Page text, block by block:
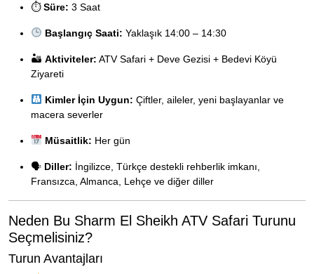
⏱Süre: 3 Saat
Başlangıç Saati: Yaklaşık 14:00 – 14:30
🏜 Aktiviteler: ATV Safari + Deve Gezisi + Bedevi Köyü
Ziyareti
Kimler İçin Uygun: Çiftler, aileler, yeni başlayanlar ve
macera severler
Müsaitlik: Her gün
🗣 Diller: İngilizce, Türkçe destekli rehberlik imkanı,
Fransızca, Almanca, Lehçe ve diğer diller
Neden Bu Sharm El Sheikh ATV Safari Turunu
Seçmelisiniz?
Turun Avantajları